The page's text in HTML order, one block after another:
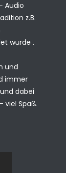
Audio
z.B.
wurde .
und
immer
dabei
viel Spaß.